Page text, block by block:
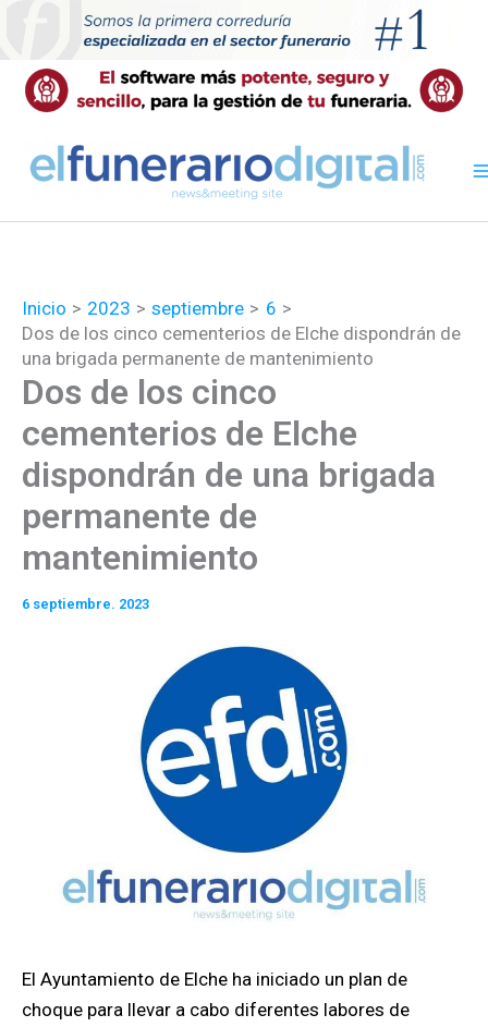
contenido
Inicio 2023 septiembre
6
Dos de los cinco cementerios de Elche dispondrán de
una brigada permanente de mantenimiento
Dos de los cinco
cementerios de Elche
dispondrán de una brigada
permanente de
mantenimiento
6 septiembre. 2023
El Ayuntamiento de Elche ha iniciado un plan de
choque para llevar a cabo diferentes labores de